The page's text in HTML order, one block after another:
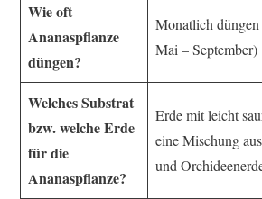
Wie oft
Ananaspflanze
düngen?
Monatlich düngen
Mai – September)
Welches Substrat
bzw. welche Erde
für die
Ananaspflanze?
Erde mit leicht
eine Mischung
und